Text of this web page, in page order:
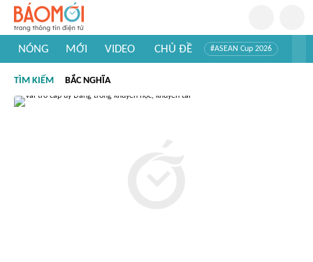
NÓNG MỚI VIDEO CHỦ ĐỀ #ASEAN Cup 2026
#Khám phá thế giới
TÌM KIẾM BẮC NGHĨA